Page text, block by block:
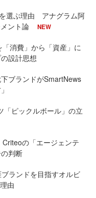
選ぶ理由 アナグラム阿
ント論
NEW
消費」から「資産」に
設計思想
ブランドがSmartNews
「ピックルボール」の立
の「エージェンテ
判断
ランドを目指すオルビ
由